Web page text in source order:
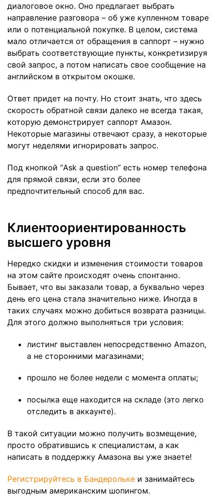
диалоговое окно. Оно предлагает выбрать
направление разговора – об уже купленном товаре
или о потенциальной покупке. В целом, система
мало отличается от обращения в саппорт – нужно
выбрать соответствующие пункты, конкретизируя
свой запрос, а потом написать свое сообщение на
английском в открытом окошке.
Ответ придет на почту. Но стоит знать, что здесь
скорость обратной связи далеко не всегда такая,
которую демонстрирует саппорт Амазон.
Некоторые магазины отвечают сразу, а некоторые
могут неделями игнорировать запрос.
Под кнопкой “Ask a question” есть номер телефона
для прямой связи, если это более
предпочтительный способ для вас.
Клиентоориентированность
высшего уровня
Нередко скидки и изменения стоимости товаров
на этом сайте происходят очень спонтанно.
Бывает, что вы заказали товар, а буквально через
день его цена стала значительно ниже. Иногда в
таких случаях можно добиться возврата разницы.
Для этого должно выполняться три условия:
листинг выставлен непосредственно Amazon,
а не сторонними магазинами;
прошло не более недели с момента оплаты;
посылка еще находится на складе (это легко
отследить в аккаунте).
В такой ситуации можно получить возмещение,
просто обратившись к специалистам, а как
написать в поддержку Амазона вы уже знаете!
Регистрируйтесь в Бандерольке и занимайтесь
выгодным американским шопингом.